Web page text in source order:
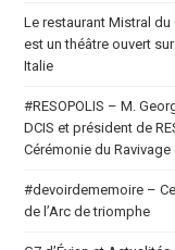
Le restaurant Mistral
est un théâtre ouvert
Italie
#RESOPOLIS – M.
DCIS et président de
Cérémonie du
#devoirdememoire –
de l’Arc de triomphe